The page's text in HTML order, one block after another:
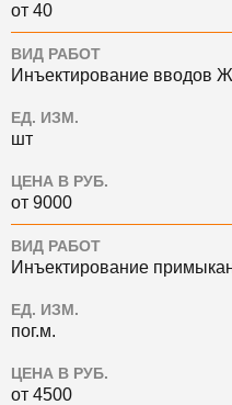
от 40
ВИД РАБОТ
Инъектирование вводов
ЕД. ИЗМ.
шт
ЦЕНА В РУБ.
от 9000
ВИД РАБОТ
Инъектирование
ЕД. ИЗМ.
пог.м.
ЦЕНА В РУБ.
от 4500